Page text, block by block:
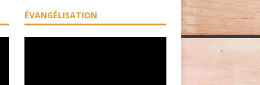
ÉVANGÉLISATION